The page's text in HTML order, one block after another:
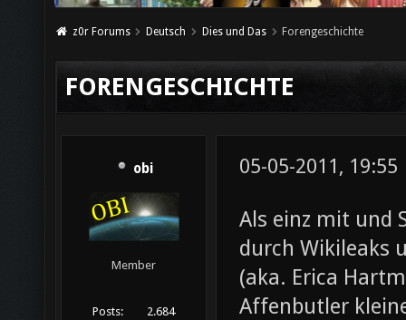
z0r Forums Deutsch Dies und Das Forengeschichte
FORENGESCHICHTE
obi
Member
Posts:
2.684
05-05-2011, 19:55
Als einz mit und
durch Wikileaks
(aka. Erica
Affenbutler